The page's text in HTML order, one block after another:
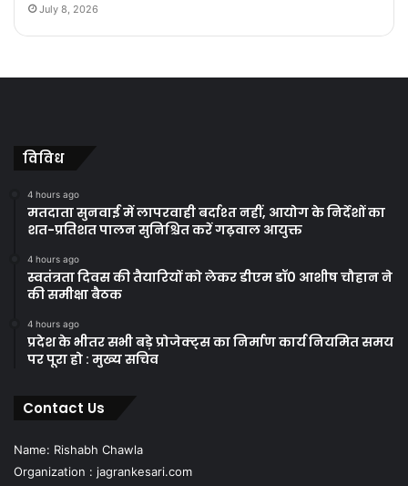
July 8, 2026
विविध
4 hours ago
मतदाता सुनवाई में लापरवाही बर्दाश्त नहीं, आयोग के निर्देशों का
शत-प्रतिशत पालन सुनिश्चित करें गढ़वाल आयुक्त
4 hours ago
स्वतंत्रता दिवस की तैयारियों को लेकर डीएम डॉ0 आशीष चौहान ने
की समीक्षा बैठक
4 hours ago
प्रदेश के भीतर सभी बड़े प्रोजेक्ट्स का निर्माण कार्य नियमित समय
पर पूरा हो : मुख्य सचिव
Contact Us
Name: Rishabh Chawla
Organization : jagrankesari.com